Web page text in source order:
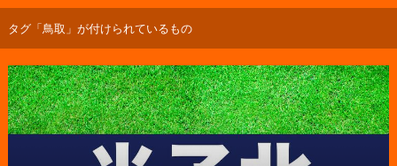
タグ「鳥取」が付けられているもの